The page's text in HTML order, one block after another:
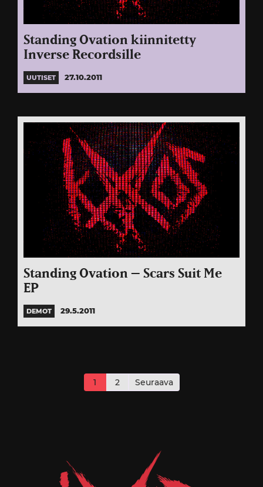
Standing Ovation kiinnitetty
Inverse Recordsille
UUTISET 27.10.2011
Standing Ovation – Scars Suit Me
EP
DEMOT 29.5.2011
sivutus
1 2 Seuraava